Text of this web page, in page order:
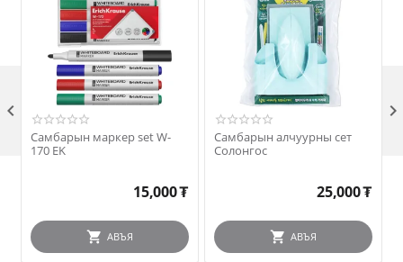
Самбарын маркер set W-
170 EK
15,000₮
АВЪЯ
Самбарын алчуурны сет
Солонгос
25,000₮
АВЪЯ
 